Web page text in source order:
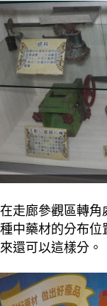
在走廊參觀區轉角
種中藥材的分布位
來還可以這樣分。